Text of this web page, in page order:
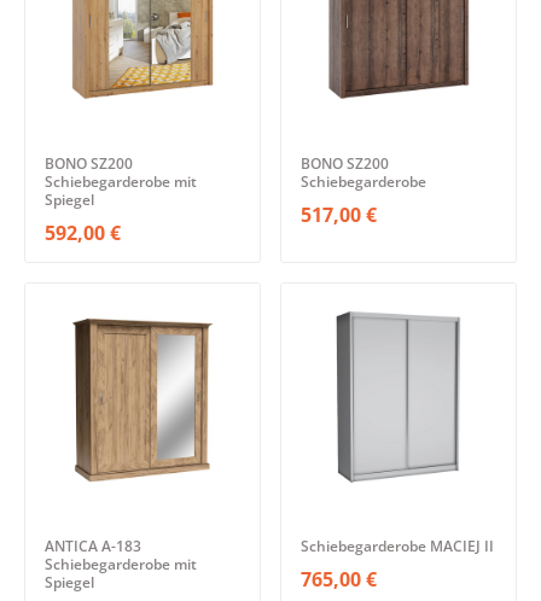
BONO SZ200
Schiebegarderobe mit
Spiegel
592,00 €
BONO SZ200
Schiebegarderobe
517,00 €
ANTICA A-183
Schiebegarderobe mit
Spiegel
Schiebegarderobe MACIEJ II
765,00 €